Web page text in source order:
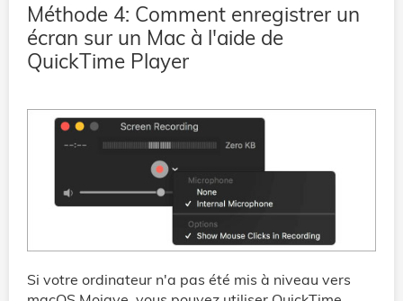
Méthode 4: Comment enregistrer un
écran sur un Mac à l'aide de
QuickTime Player
Si votre ordinateur n'a pas été mis à niveau vers